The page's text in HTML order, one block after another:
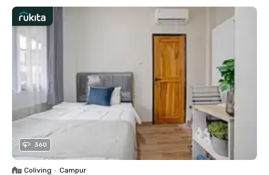
360
Coliving • Campur